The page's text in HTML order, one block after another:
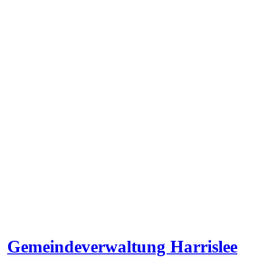
Gemeindeverwaltung Harrislee